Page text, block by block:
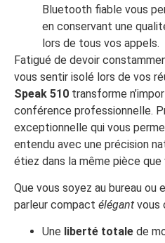
Bluetooth fiable vous
en conservant une
lors de tous vos appels.
Fatigué de devoir
vous sentir isolé lors de vos
Speak 510 transforme
conférence professionnelle.
exceptionnelle qui vous
entendu avec une précision
étiez dans la même pièce
Que vous soyez au bureau ou
parleur compact élégant vous
Une liberté totale de